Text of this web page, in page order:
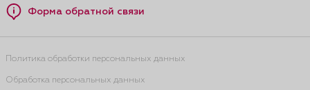
Форма обратной связи
Политика обработки персональных данных
Обработка персональных данных